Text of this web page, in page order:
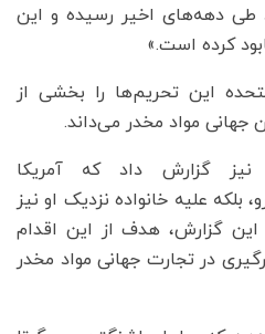
طی دهه‌های اخیر رسیده و این
کرده است.»
این تحریم‌ها را بخشی از
جهانی مواد مخدر می‌داند.
نیز گزارش داد که آمریکا
بلکه علیه خانواده نزدیک او نیز
گزارش، هدف از این اقدام
در تجارت جهانی مواد مخدر